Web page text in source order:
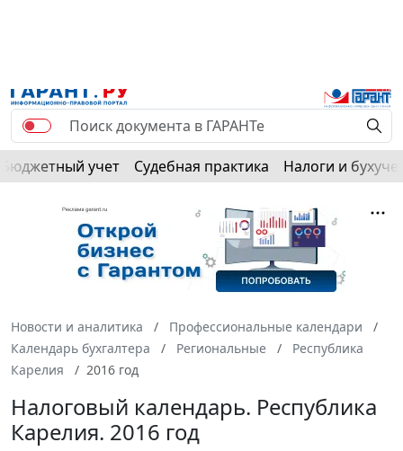
Бюджетный учет Судебная практика Налоги и
Новости и аналитика
Профессиональные календари
Календарь бухгалтера
Региональные
Республика
Карелия
2016 год
Налоговый календарь. Республика
Карелия. 2016 год